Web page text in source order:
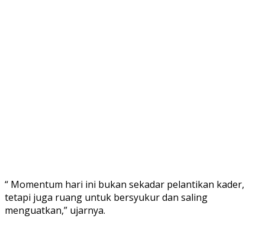
“ Momentum hari ini bukan sekadar pelantikan kader,
tetapi juga ruang untuk bersyukur dan saling
menguatkan,” ujarnya.